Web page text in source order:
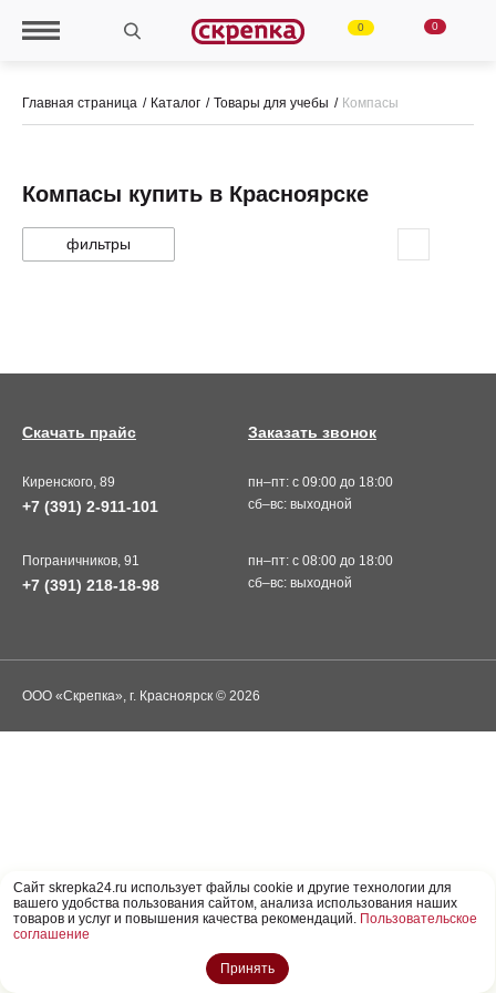
0 0
Главная страница Каталог Товары для учебы Компасы
Компасы купить в Красноярске
фильтры
Киренского, 89
+7 (391) 2-911-101
пн–пт: с 09:00 до 18:00
сб–вс: выходной
Пограничников, 91
+7 (391) 218-18-98
пн–пт: с 08:00 до 18:00
сб–вс: выходной
Заказать звонок
Скачать прайс
ООО «Скрепка», г. Красноярск © 2026
Cайт skrepka24.ru использует файлы cookie и другие технологии для
вашего удобства пользования сайтом, анализа использования наших
товаров и услуг и повышения качества рекомендаций. Пользовательское
соглашение
Принять